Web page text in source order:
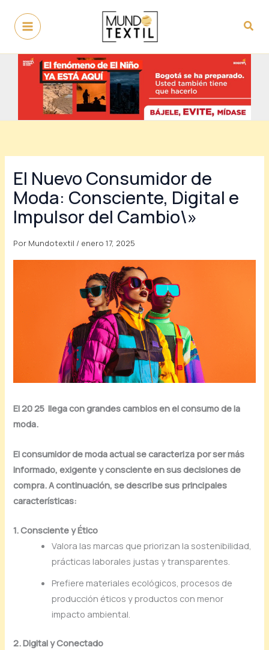
contenido
El Nuevo Consumidor de
Moda: Consciente, Digital e
Impulsor del Cambio\»
Por Mundotextil / enero 17, 2025
El 20 25 llega con grandes cambios en el consumo de la
moda.
El consumidor de moda actual se caracteriza por ser más
informado, exigente y consciente en sus decisiones de
compra. A continuación, se describe sus principales
características:
1. Consciente y Ético
Valora las marcas que priorizan la sostenibilidad,
prácticas laborales justas y transparentes.
Prefiere materiales ecológicos, procesos de
producción éticos y productos con menor
impacto ambiental.
2. Digital y Conectado